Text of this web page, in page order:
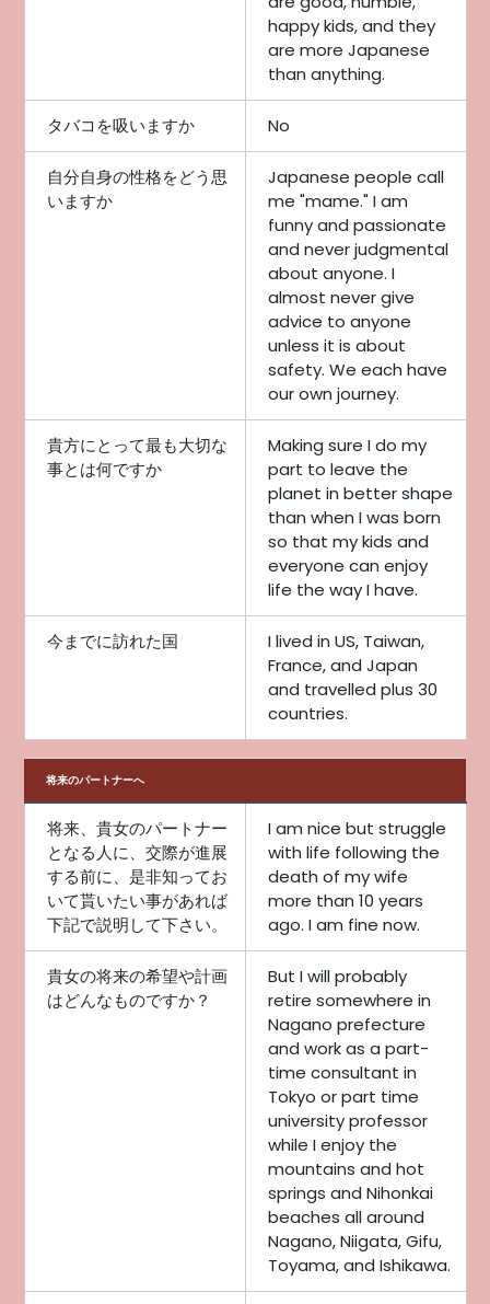
happy kids, and they
are more Japanese
than anything.
タバコを吸いますか No
自分自身の性格をどう思
いますか
Japanese people call
me "mame." I am
funny and passionate
and never judgmental
about anyone. I
almost never give
advice to anyone
unless it is about
safety. We each have
our own journey.
貴方にとって最も大切な
事とは何ですか
Making sure I do my
part to leave the
planet in better shape
than when I was born
so that my kids and
everyone can enjoy
life the way I have.
今までに訪れた国
I lived in US, Taiwan,
France, and Japan
and travelled plus 30
countries.
将来のパートナーへ
将来、貴女のパートナー
となる人に、交際が進展
する前に、是非知ってお
いて貰いたい事があれば
下記で説明して下さい。
I am nice but struggle
with life following the
death of my wife
more than 10 years
ago. I am fine now.
貴女の将来の希望や計画
はどんなものですか？
But I will probably
retire somewhere in
Nagano prefecture
and work as a part-
time consultant in
Tokyo or part time
university professor
while I enjoy the
mountains and hot
springs and Nihonkai
beaches all around
Nagano, Niigata, Gifu,
Toyama, and Ishikawa.